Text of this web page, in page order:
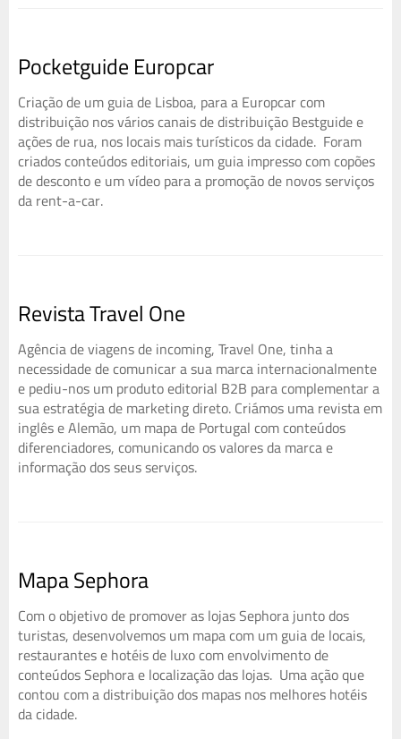
Pocketguide Europcar
Criação de um guia de Lisboa, para a Europcar com
distribuição nos vários canais de distribuição Bestguide e
ações de rua, nos locais mais turísticos da cidade. Foram
criados conteúdos editoriais, um guia impresso com copões
de desconto e um vídeo para a promoção de novos serviços
da rent-a-car.
Revista Travel One
Agência de viagens de incoming, Travel One, tinha a
necessidade de comunicar a sua marca internacionalmente
e pediu-nos um produto editorial B2B para complementar a
sua estratégia de marketing direto. Criámos uma revista em
inglês e Alemão, um mapa de Portugal com conteúdos
diferenciadores, comunicando os valores da marca e
informação dos seus serviços.
Mapa Sephora
Com o objetivo de promover as lojas Sephora junto dos
turistas, desenvolvemos um mapa com um guia de locais,
restaurantes e hotéis de luxo com envolvimento de
conteúdos Sephora e localização das lojas. Uma ação que
contou com a distribuição dos mapas nos melhores hotéis
da cidade.